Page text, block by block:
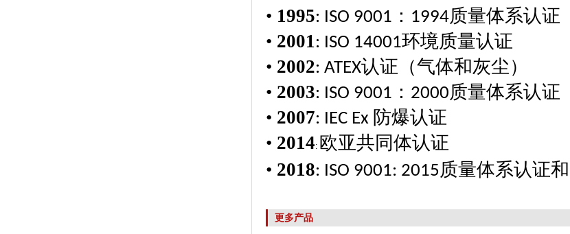
• 1995: ISO 9001 ： 1994质量体系认证
• 2001: ISO 14001环境质量认证
• 2002: ATEX认证（气体和灰尘）
• 2003: ISO 9001 ： 2000质量体系认证
• 2007: IEC Ex 防爆认证
• 2014: 欧亚共同体认证
• 2018: ISO 9001: 2015质量体系认证和
更多产品